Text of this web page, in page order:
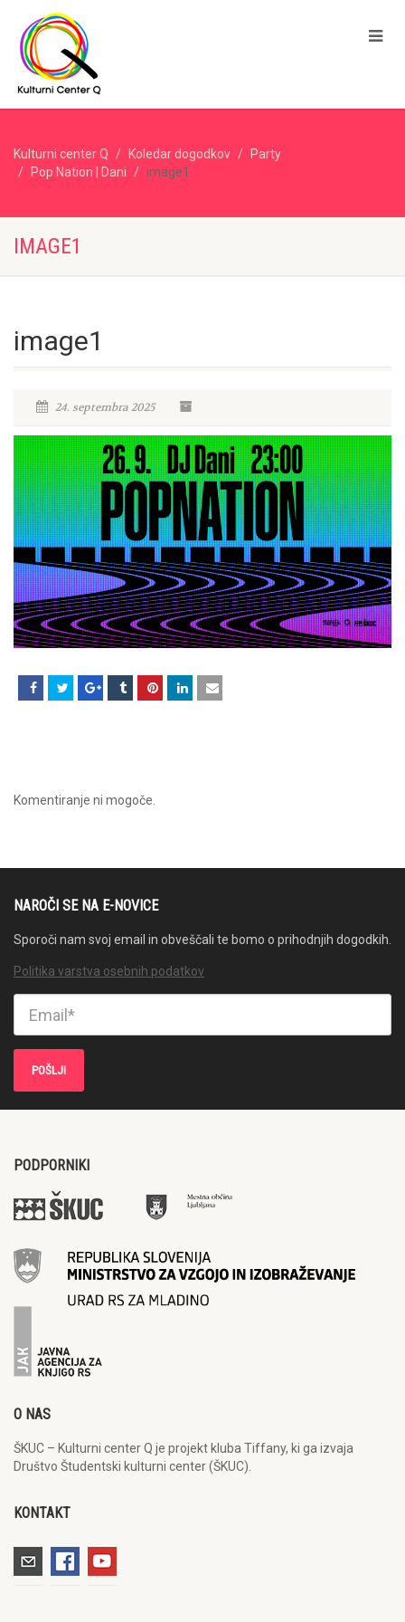
Kulturni center Q Koledar dogodkov
Party
Pop Nation | Dani
image1
IMAGE1
image1
24. septembra 2025
Komentiranje ni mogoče.
NAROČI SE NA E-NOVICE
Sporoči nam svoj email in obveščali te bomo o prihodnjih dogodkih.
Politika varstva osebnih podatkov
PODPORNIKI
O NAS
ŠKUC – Kulturni center Q je projekt kluba Tiffany, ki ga izvaja
Društvo Študentski kulturni center (ŠKUC).
KONTAKT